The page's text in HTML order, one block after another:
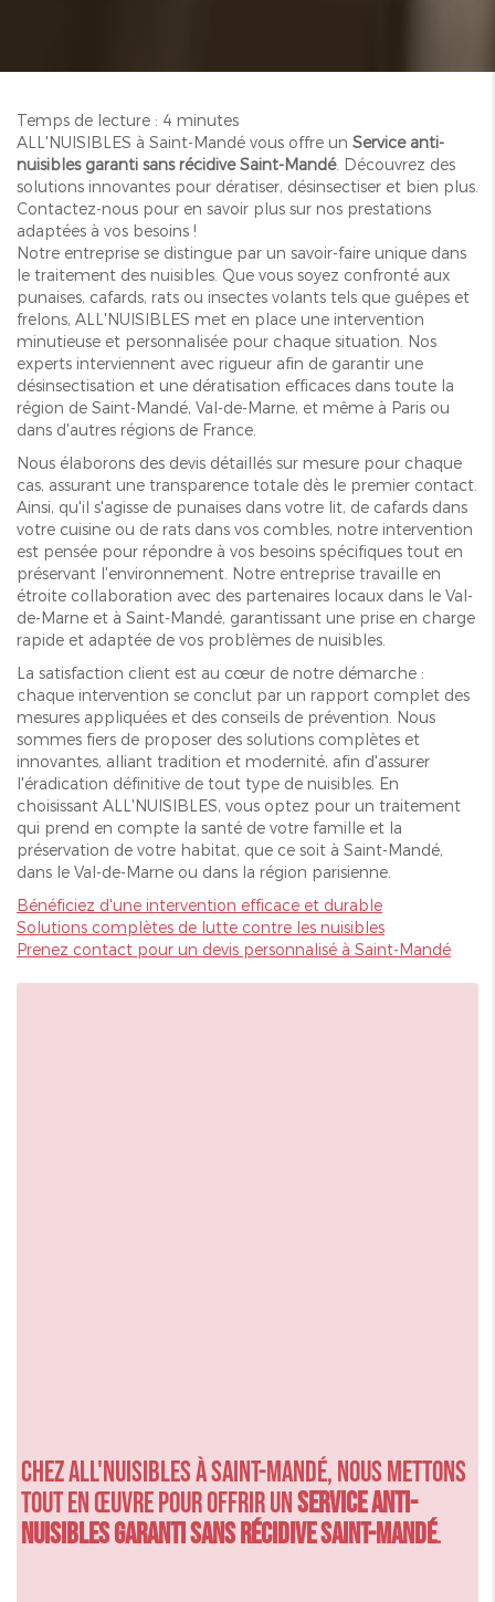
Temps de lecture : 4 minutes
ALL'NUISIBLES à Saint-Mandé vous offre un Service anti-
nuisibles garanti sans récidive Saint-Mandé. Découvrez des
solutions innovantes pour dératiser, désinsectiser et bien plus.
Contactez-nous pour en savoir plus sur nos prestations
adaptées à vos besoins !
Notre entreprise se distingue par un savoir-faire unique dans
le traitement des nuisibles. Que vous soyez confronté aux
punaises, cafards, rats ou insectes volants tels que guêpes et
frelons, ALL'NUISIBLES met en place une intervention
minutieuse et personnalisée pour chaque situation. Nos
experts interviennent avec rigueur afin de garantir une
désinsectisation et une dératisation efficaces dans toute la
région de Saint-Mandé, Val-de-Marne, et même à Paris ou
dans d'autres régions de France.
Nous élaborons des devis détaillés sur mesure pour chaque
cas, assurant une transparence totale dès le premier contact.
Ainsi, qu'il s'agisse de punaises dans votre lit, de cafards dans
votre cuisine ou de rats dans vos combles, notre intervention
est pensée pour répondre à vos besoins spécifiques tout en
préservant l'environnement. Notre entreprise travaille en
étroite collaboration avec des partenaires locaux dans le Val-
de-Marne et à Saint-Mandé, garantissant une prise en charge
rapide et adaptée de vos problèmes de nuisibles.
La satisfaction client est au cœur de notre démarche :
chaque intervention se conclut par un rapport complet des
mesures appliquées et des conseils de prévention. Nous
sommes fiers de proposer des solutions complètes et
innovantes, alliant tradition et modernité, afin d'assurer
l'éradication définitive de tout type de nuisibles. En
choisissant ALL'NUISIBLES, vous optez pour un traitement
qui prend en compte la santé de votre famille et la
préservation de votre habitat, que ce soit à Saint-Mandé,
dans le Val-de-Marne ou dans la région parisienne.
Bénéficiez d'une intervention efficace et durable
Solutions complètes de lutte contre les nuisibles
Prenez contact pour un devis personnalisé à Saint-Mandé
Chez ALL'NUISIBLES à Saint-Mandé, nous mettons
tout en œuvre pour offrir unService anti-
nuisibles garanti sans récidive Saint-Mandé.